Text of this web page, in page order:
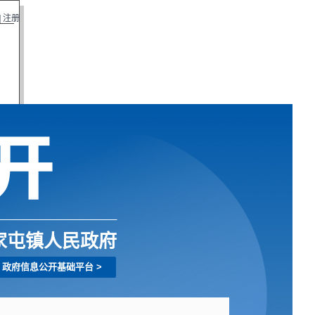
注册
屯镇人民政府
政府信息公开基础平台>